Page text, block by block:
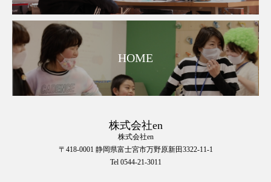
HOME
株式会社en
株式会社en
〒418-0001 静岡県富士宮市万野原新田3322-11-1
Tel 0544-21-3011